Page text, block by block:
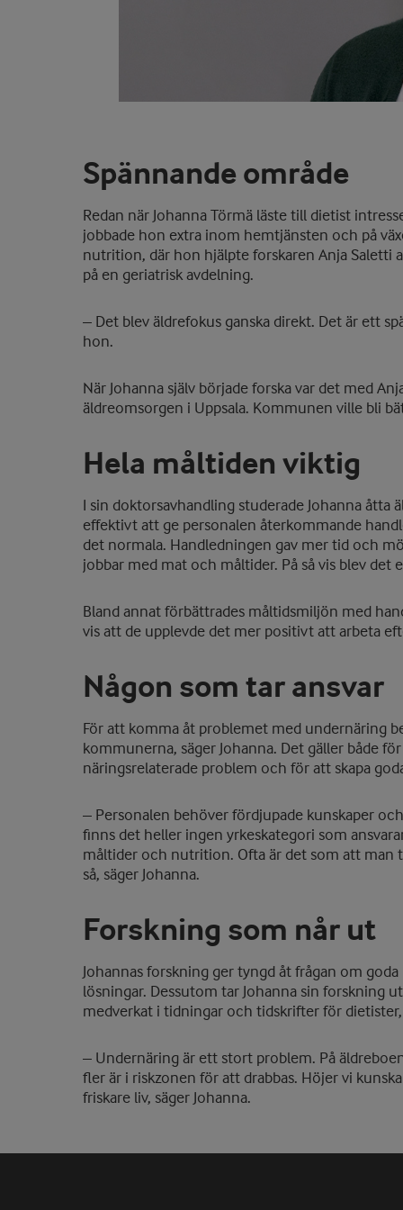
Spännande område
Redan när Johanna Törmä läste till dietist
jobbade hon extra inom hemtjänsten och på
nutrition, där hon hjälpte forskaren Anja Saletti
på en geriatrisk avdelning.
– Det blev äldrefokus ganska direkt. Det är ett
hon.
När Johanna själv började forska var det med
äldreomsorgen i Uppsala. Kommunen ville bli
Hela måltiden viktig
I sin doktorsavhandling studerade Johanna
effektivt att ge personalen återkommande
det normala. Handledningen gav mer tid och
jobbar med mat och måltider. På så vis blev det
Bland annat förbättrades måltidsmiljön med
vis att de upplevde det mer positivt att arbeta
Någon som tar ansvar
För att komma åt problemet med undernäring
kommunerna, säger Johanna. Det gäller både
näringsrelaterade problem och för att skapa
– Personalen behöver fördjupade kunskaper
finns det heller ingen yrkeskategori som
måltider och nutrition. Ofta är det som att man
så, säger Johanna.
Forskning som når ut
Johannas forskning ger tyngd åt frågan om
lösningar. Dessutom tar Johanna sin forskning
medverkat i tidningar och tidskrifter för
– Undernäring är ett stort problem. På
fler är i riskzonen för att drabbas. Höjer vi
friskare liv, säger Johanna.